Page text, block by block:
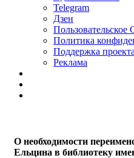
Telegram
Дзен
Пользовательское
Политика
Поддержка проекта
Реклама
О необходимости
Ельцина в библиотеку